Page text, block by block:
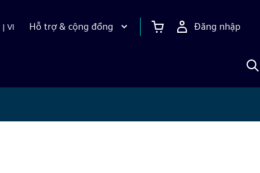
| VI Hỗ trợ & cộng đồng Đăng nhập